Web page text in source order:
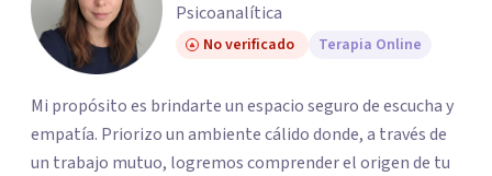
Psicoanalítica
No verificado Terapia Online
Mi propósito es brindarte un espacio seguro de escucha y
empatía. Priorizo un ambiente cálido donde, a través de
un trabajo mutuo, logremos comprender el origen de tu